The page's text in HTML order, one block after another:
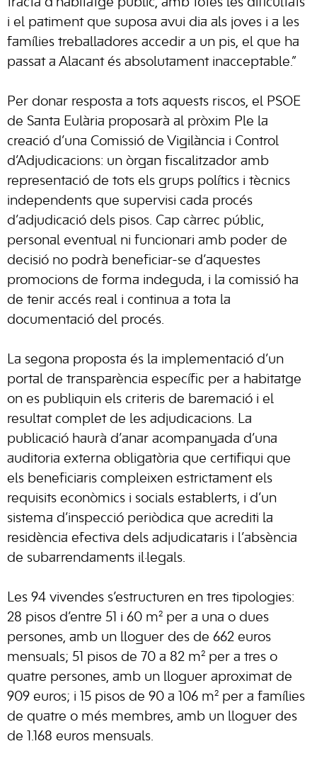
tracta d’habitatge públic, amb totes les dificultats
i el patiment que suposa avui dia als joves i a les
famílies treballadores accedir a un pis, el que ha
passat a Alacant és absolutament inacceptable.”
Per donar resposta a tots aquests riscos, el PSOE
de Santa Eulària proposarà al pròxim Ple la
creació d’una Comissió de Vigilància i Control
d’Adjudicacions: un òrgan fiscalitzador amb
representació de tots els grups polítics i tècnics
independents que supervisi cada procés
d’adjudicació dels pisos. Cap càrrec públic,
personal eventual ni funcionari amb poder de
decisió no podrà beneficiar-se d’aquestes
promocions de forma indeguda, i la comissió ha
de tenir accés real i continua a tota la
documentació del procés.
La segona proposta és la implementació d’un
portal de transparència específic per a habitatge
on es publiquin els criteris de baremació i el
resultat complet de les adjudicacions. La
publicació haurà d’anar acompanyada d’una
auditoria externa obligatòria que certifiqui que
els beneficiaris compleixen estrictament els
requisits econòmics i socials establerts, i d’un
sistema d’inspecció periòdica que acrediti la
residència efectiva dels adjudicataris i l’absència
de subarrendaments il·legals.
Les 94 vivendes s’estructuren en tres tipologies:
28 pisos d’entre 51 i 60 m² per a una o dues
persones, amb un lloguer des de 662 euros
mensuals; 51 pisos de 70 a 82 m² per a tres o
quatre persones, amb un lloguer aproximat de
909 euros; i 15 pisos de 90 a 106 m² per a famílies
de quatre o més membres, amb un lloguer des
de 1.168 euros mensuals.